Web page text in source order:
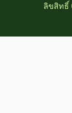
ลิขสิทธิ์